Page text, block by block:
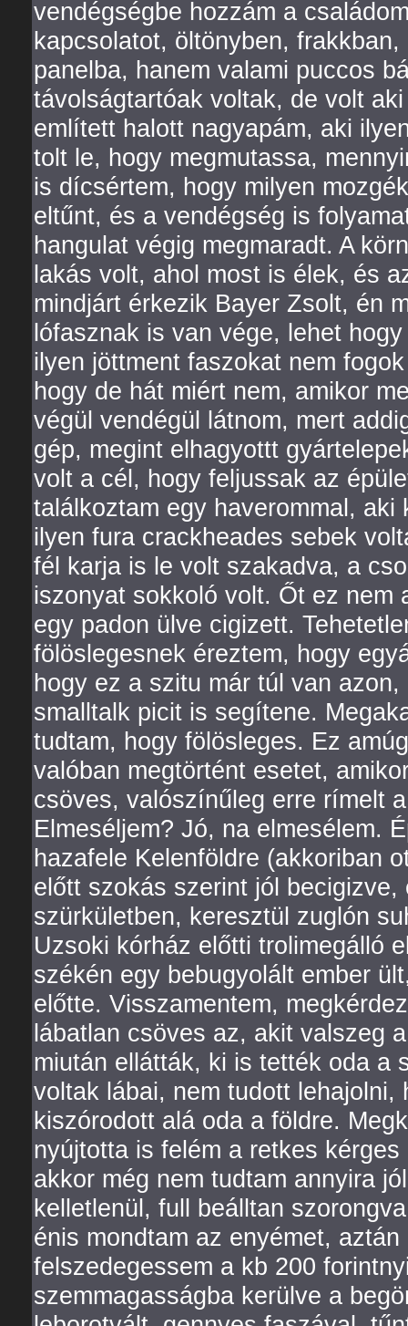
vendégségbe hozzám a
kapcsolatot, öltönyben,
panelba, hanem valami puccos
távolságtartóak voltak, de volt
említett halott nagyapám, aki
tolt le, hogy megmutassa,
is dícsértem, hogy milyen
eltűnt, és a vendégség is
hangulat végig megmaradt. A
lakás volt, ahol most is élek, és
mindjárt érkezik Bayer Zsolt, én
lófasznak is van vége, lehet
ilyen jöttment faszokat nem
hogy de hát miért nem, amikor
végül vendégül látnom, mert
gép, megint elhagyottt
volt a cél, hogy feljussak az
találkoztam egy haverommal,
ilyen fura crackheades sebek
fél karja is le volt szakadva, a
iszonyat sokkoló volt. Őt ez nem
egy padon ülve cigizett.
fölöslegesnek éreztem, hogy
hogy ez a szitu már túl van
smalltalk picit is segítene.
tudtam, hogy fölösleges. Ez
valóban megtörtént esetet,
csöves, valószínűleg erre rímelt
Elmeséljem? Jó, na elmesélem.
hazafele Kelenföldre (akkoriban
előtt szokás szerint jól
szürkületben, keresztül zuglón
Uzsoki kórház előtti trolimegálló
székén egy bebugyolált ember
előtte. Visszamentem,
lábatlan csöves az, akit valszeg
miután ellátták, ki is tették oda a
voltak lábai, nem tudott
kiszórodott alá oda a földre.
nyújtotta is felém a retkes
akkor még nem tudtam annyira
kelletlenül, full beálltan
énis mondtam az enyémet,
felszedegessem a kb 200
szemmagasságba kerülve a